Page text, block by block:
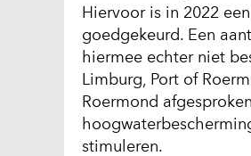
Hiervoor is in 2022
goedgekeurd. Een
hiermee echter niet
Limburg, Port of
Roermond
stimuleren.